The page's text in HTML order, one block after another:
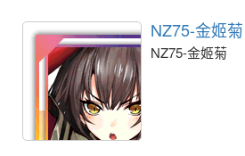
NZ75-金姬菊
NZ75-金姬菊